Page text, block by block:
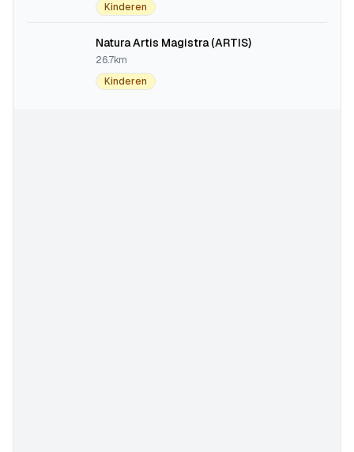
Kinderen
Natura Artis Magistra (ARTIS)
26.7km
Kinderen